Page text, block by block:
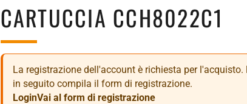
CARTUCCIA CCH8022C1
La registrazione dell'account è richiesta per
in seguito compila il form di registrazione.
LoginVai al form di registrazione